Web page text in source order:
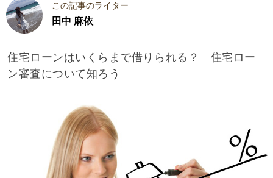
この記事のライター
田中 麻依
住宅ローンはいくらまで借りられる？ 住宅ロー
ン審査について知ろう